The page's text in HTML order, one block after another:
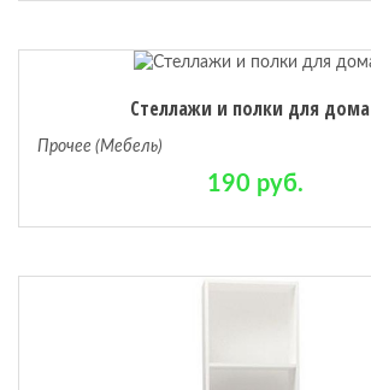
Стеллажи и полки для дома
Прочее (Мебель)
190 руб.